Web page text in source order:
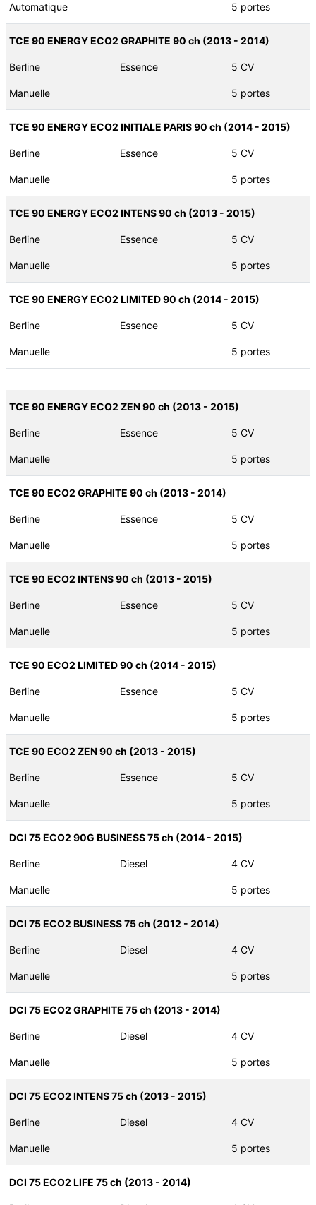
Automatique 5 portes
TCE 90 ENERGY ECO2 GRAPHITE 90 ch (2013 - 2014)
Berline Essence 5 CV
Manuelle 5 portes
TCE 90 ENERGY ECO2 INITIALE PARIS 90 ch (2014 - 2015)
Berline Essence 5 CV
Manuelle 5 portes
TCE 90 ENERGY ECO2 INTENS 90 ch (2013 - 2015)
Berline Essence 5 CV
Manuelle 5 portes
TCE 90 ENERGY ECO2 LIMITED 90 ch (2014 - 2015)
Berline Essence 5 CV
Manuelle 5 portes
TCE 90 ENERGY ECO2 ZEN 90 ch (2013 - 2015)
Berline Essence 5 CV
Manuelle 5 portes
TCE 90 ECO2 GRAPHITE 90 ch (2013 - 2014)
Berline Essence 5 CV
Manuelle 5 portes
TCE 90 ECO2 INTENS 90 ch (2013 - 2015)
Berline Essence 5 CV
Manuelle 5 portes
TCE 90 ECO2 LIMITED 90 ch (2014 - 2015)
Berline Essence 5 CV
Manuelle 5 portes
TCE 90 ECO2 ZEN 90 ch (2013 - 2015)
Berline Essence 5 CV
Manuelle 5 portes
DCI 75 ECO2 90G BUSINESS 75 ch (2014 - 2015)
Berline Diesel 4 CV
Manuelle 5 portes
DCI 75 ECO2 BUSINESS 75 ch (2012 - 2014)
Berline Diesel 4 CV
Manuelle 5 portes
DCI 75 ECO2 GRAPHITE 75 ch (2013 - 2014)
Berline Diesel 4 CV
Manuelle 5 portes
DCI 75 ECO2 INTENS 75 ch (2013 - 2015)
Berline Diesel 4 CV
Manuelle 5 portes
DCI 75 ECO2 LIFE 75 ch (2013 - 2014)